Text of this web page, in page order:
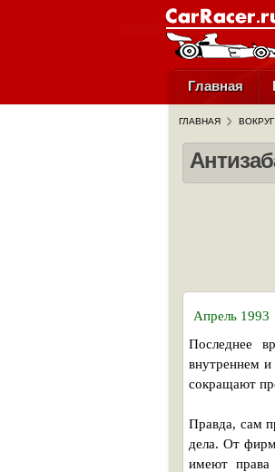
Главная
ГЛАВНАЯ
Апрель 1993
Последнее
внутреннем
сокращают
Правда, сам
дела. От
имеют права